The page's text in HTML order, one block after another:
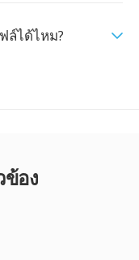
ล์ได้ไหม?
ข้อง